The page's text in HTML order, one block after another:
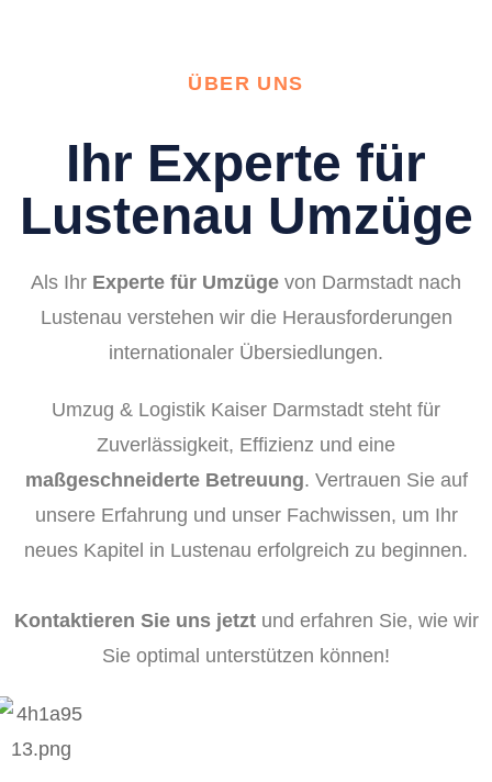
ÜBER UNS
Ihr Experte für
Lustenau Umzüge
Als Ihr Experte für Umzüge von Darmstadt nach
Lustenau verstehen wir die Herausforderungen
internationaler Übersiedlungen.
Umzug & Logistik Kaiser Darmstadt steht für
Zuverlässigkeit, Effizienz und eine
maßgeschneiderte Betreuung. Vertrauen Sie auf
unsere Erfahrung und unser Fachwissen, um Ihr
neues Kapitel in Lustenau erfolgreich zu beginnen.
Kontaktieren Sie uns jetztund erfahren Sie, wie wir
Sie optimal unterstützen können!